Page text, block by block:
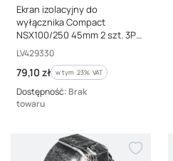
Ekran izolacyjny do
wyłącznika Compact
NSX100/250 45mm 2 szt. 3P
LV429330
Kod producenta
LV429330
Cena brutto
79,10 zł w tym %s VAT
w tym 23% VAT
Dostępność: Brak
towaru